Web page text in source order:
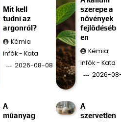
Mit kell
tudni az
argonról?
Kémia
infók - Kata
2026-08-08
szerepe a
növények
fejlődéséb
en
Kémia
infók - Kata
2026-
A
műanyag
A
szervetlen